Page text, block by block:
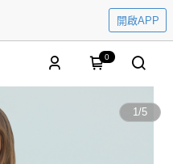
開啟APP
0
1/5